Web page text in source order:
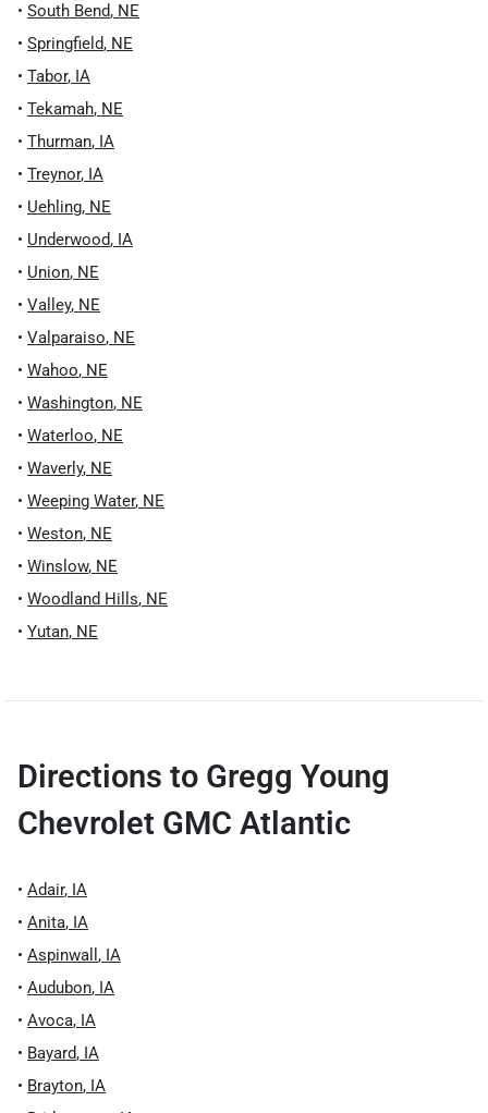
• South Bend, NE
• Springfield, NE
• Tabor, IA
• Tekamah, NE
• Thurman, IA
• Treynor, IA
• Uehling, NE
• Underwood, IA
• Union, NE
• Valley, NE
• Valparaiso, NE
• Wahoo, NE
• Washington, NE
• Waterloo, NE
• Waverly, NE
• Weeping Water, NE
• Weston, NE
• Winslow, NE
• Woodland Hills, NE
• Yutan, NE
Directions to Gregg Young
Chevrolet GMC Atlantic
• Adair, IA
• Anita, IA
• Aspinwall , IA
• Audubon, IA
• Avoca, IA
• Bayard, IA
• Brayton, IA